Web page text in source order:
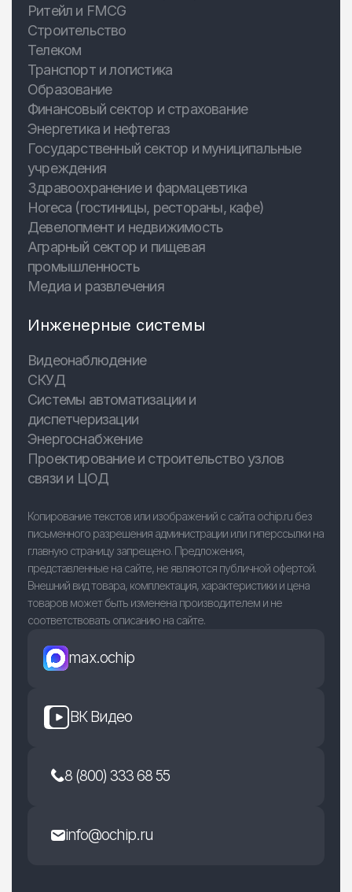
Ритейл и FMCG
Строительство
Телеком
Транспорт и логистика
Образование
Финансовый сектор и страхование
Энергетика и нефтегаз
Государственный сектор и муниципальные
учреждения
Здравоохранение и фармацевтика
Horeca (гостиницы, рестораны, кафе)
Девелопмент и недвижимость
Аграрный сектор и пищевая
промышленность
Медиа и развлечения
Инженерные системы
Видеонаблюдение
СКУД
Системы автоматизации и
диспетчеризации
Энергоснабжение
Проектирование и строительство узлов
связи и ЦОД
Копирование текстов или изображений с сайта ochip.ru без
письменного разрешения администрации или гиперссылки на
главную страницу запрещено. Предложения,
представленные на сайте, не являются публичной офертой.
Внешний вид товара, комплектация, характеристики и цена
товаров может быть изменена производителем и не
соответствовать описанию на сайте.
max.ochip
ВК Видео
8 (800) 333 68 55
info@ochip.ru